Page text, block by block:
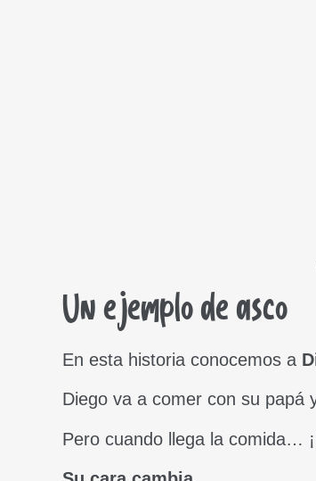
Un ejemplo de asco
En esta historia conocemos a
Diego va a comer con su papá
Pero cuando llega la comida…